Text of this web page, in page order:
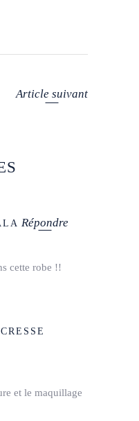
Article suivant
Répondre
cette robe !!
et le maquillage